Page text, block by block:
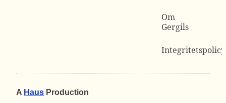
Om
Gergils
Integritetspolicy
A Haus Production